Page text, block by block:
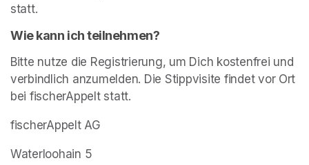
statt.
Wie kann ich teilnehmen?
Bitte nutze die Registrierung, um Dich kostenfrei und
verbindlich anzumelden. Die Stippvisite findet vor Ort
bei fischerAppelt statt.
fischerAppelt AG
Waterloohain 5